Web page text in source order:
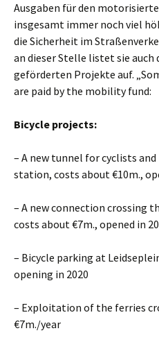
Ausgaben für den
insgesamt immer noch viel
die Sicherheit im
an dieser Stelle listet sie
geförderten Projekte auf.
are paid by the mobility fund:
Bicycle projects:
– A new tunnel for cyclists
station, costs about€10m.,
– A new connection crossing
costs about€7m., opened in
– Bicycle parking at
opening in 2020
– Exploitation of the ferries
€7m./year